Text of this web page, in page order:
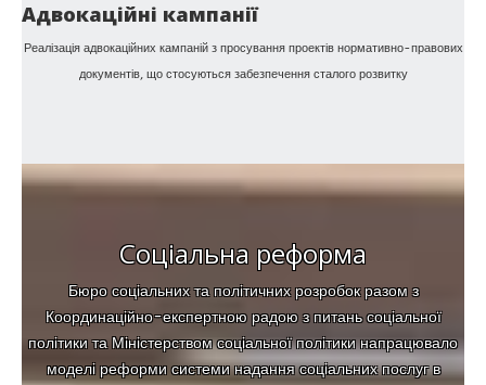
Адвокаційні кампанії
Реалізація адвокаційних кампаній з просування проектів нормативно-правових
документів, що стосуються забезпечення сталого розвитку
Соціальна реформа
Бюро соціальних та політичних розробок разом з
Координаційно-експертною радою з питань соціальної
політики та Міністерством соціальної політики напрацювало
моделі реформи системи надання соціальних послуг в